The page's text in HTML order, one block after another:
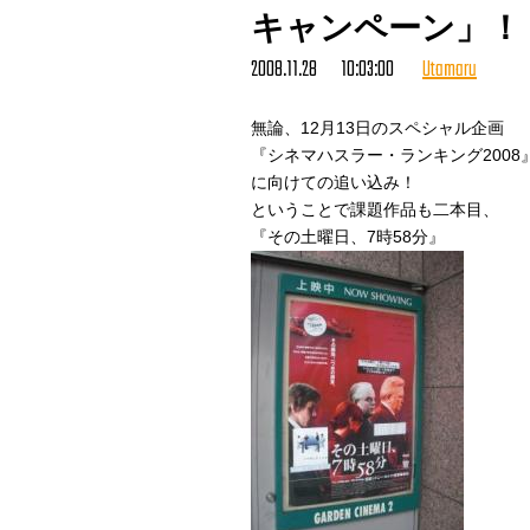
ということで、
かねてより念願のコラボは、
新たな超強力キラーチューンを生ん
http://www.sauetoroyoshi.com/
（宇多丸）
キャンペーン」！
2008.11.28 10:03:00 Utamaru
無論、12月13日のスペシャル企画
『シネマハスラー・ランキング2008』
に向けての追い込み！
ということで課題作品も二本目、
『その土曜日、7時58分』